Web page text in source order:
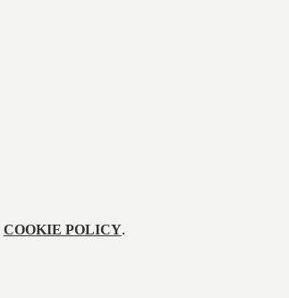
COOKIE POLICY.